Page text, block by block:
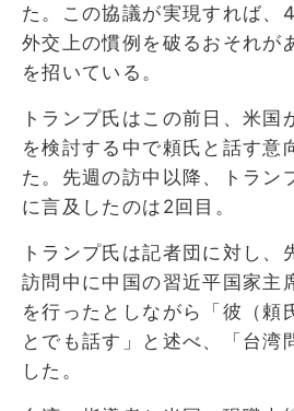
た。この協議が実現すれば、
外交上の慣例を破るおそれが
を招いている。
トランプ氏はこの前日、米国
を検討する中で頼氏と話す意
た。先週の訪中以降、トラン
に言及したのは2回目。
トランプ氏は記者団に対し、
訪問中に中国の習近平国家主
を行ったとしながら「彼（頼
とでも話す」と述べ、「台湾
した。